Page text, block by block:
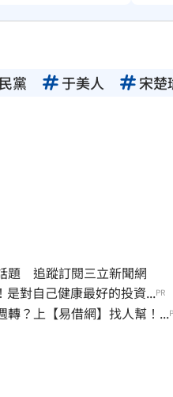
黨 于美人 宋楚
題 追蹤訂閱三立新聞網
是對自己健康最好的投資...PR
轉？上【易借網】找人幫！...